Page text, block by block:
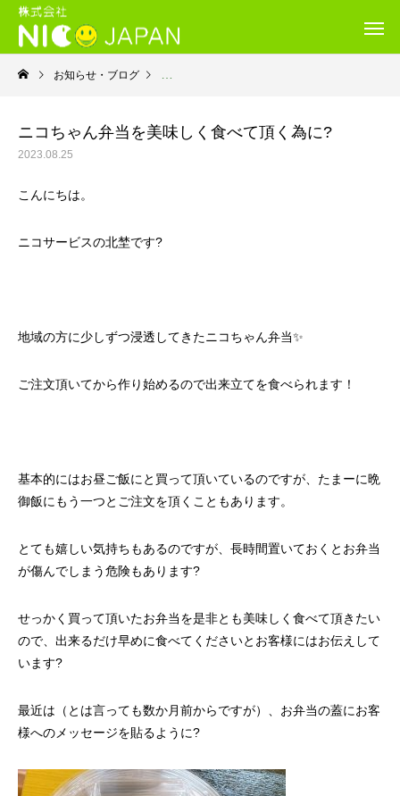
お知らせ・ブログ 就労継続支援B型・ニコサービス
ニコちゃん弁当を美味しく食べて頂く為に?
2023.08.25
こんにちは。
ニコサービスの北埜です?
地域の方に少しずつ浸透してきたニコちゃん弁当✨
ご注文頂いてから作り始めるので出来立てを食べられます！
基本的にはお昼ご飯にと買って頂いているのですが、たまーに晩
御飯にもう一つとご注文を頂くこともあります。
とても嬉しい気持ちもあるのですが、長時間置いておくとお弁当
が傷んでしまう危険もあります?
せっかく買って頂いたお弁当を是非とも美味しく食べて頂きたい
ので、出来るだけ早めに食べてくださいとお客様にはお伝えして
います?
最近は（とは言っても数か月前からですが）、お弁当の蓋にお客
様へのメッセージを貼るように?